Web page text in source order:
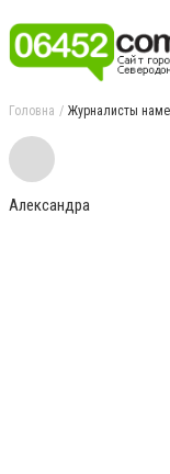
Головна Журналисты
Александра